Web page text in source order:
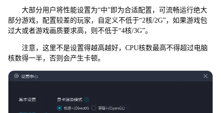
大部分用户将性能设置为“中”即为合适配置，可流畅运行绝大
部分游戏，配置较差的玩家，自定义不低于“2核/2G”，如果游戏包
过大或者游戏画质要求高，则不低于“4核/3G”。
注意，这里不是设置得越高越好，CPU核数最高不得超过电脑
核数得一半，否则会产生卡顿。